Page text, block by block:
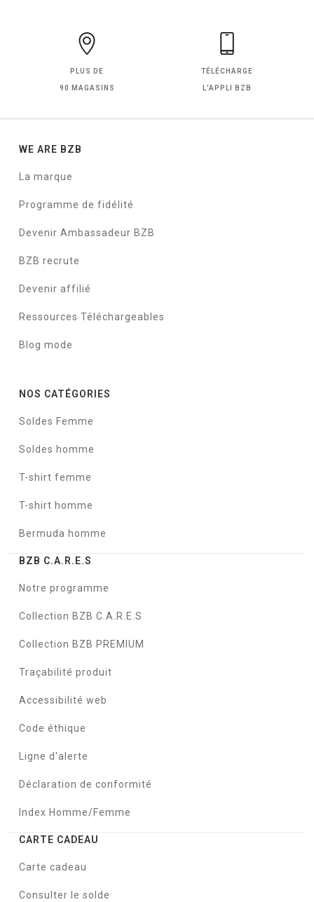
PLUS DE
90 MAGASINS
TÉLÉCHARGE
L'APPLI BZB
WE ARE BZB
La marque
Programme de fidélité
Devenir Ambassadeur BZB
BZB recrute
Devenir affilié
Ressources Téléchargeables
Blog mode
NOS CATÉGORIES
Soldes Femme
Soldes homme
T-shirt femme
T-shirt homme
Bermuda homme
BZB C.A.R.E.S
Notre programme
Collection BZB C.A.R.E.S
Collection BZB PREMIUM
Traçabilité produit
Accessibilité web
Code éthique
Ligne d'alerte
Déclaration de conformité
Index Homme/Femme
CARTE CADEAU
Carte cadeau
Consulter le solde